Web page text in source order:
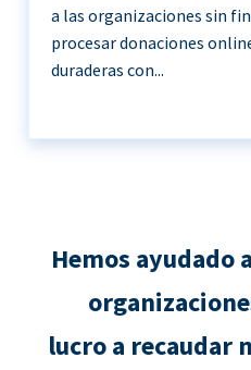
a las organizaciones sin
procesar donaciones
duraderas con...
Hemos ayudado
lucro a recaudar